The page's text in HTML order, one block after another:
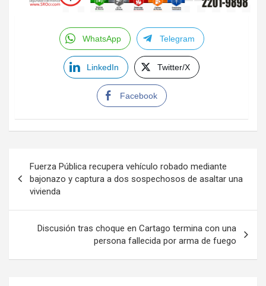
WhatsApp Telegram
LinkedIn Twitter/X
Facebook
de
entradas
Fuerza Pública recupera vehículo robado mediante
bajonazo y captura a dos sospechosos de asaltar una
vivienda
Discusión tras choque en Cartago termina con una
persona fallecida por arma de fuego